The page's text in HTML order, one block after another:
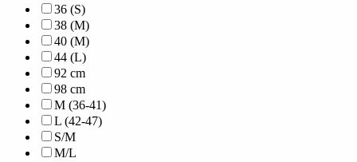
36 (S)
38 (M)
40 (M)
44 (L)
92 cm
98 cm
M (36-41)
L (42-47)
S/M
M/L